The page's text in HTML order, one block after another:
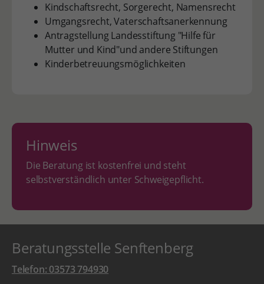
Kindschaftsrecht, Sorgerecht, Namensrecht
Umgangsrecht, Vaterschaftsanerkennung
Antragstellung Landesstiftung "Hilfe für
Mutter und Kind"und andere Stiftungen
Kinderbetreuungsmöglichkeiten
Hinweis
Die Beratung ist kostenfrei und steht
selbstverständlich unter Schweigepflicht.
Beratungsstelle Senftenberg
Telefon: 03573 794930